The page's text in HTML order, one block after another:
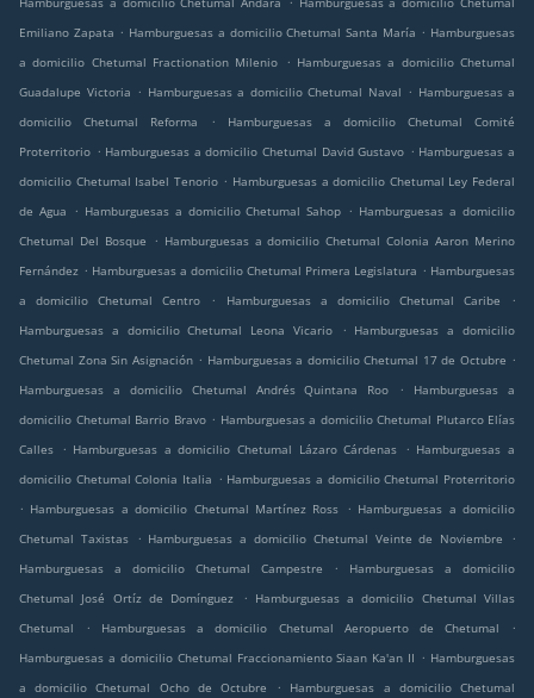
Emiliano Zapata . Hamburguesas a domicilio Chetumal Santa María . Hamburguesas
a domicilio Chetumal Fractionation Milenio
. Hamburguesas a domicilio Chetumal
Guadalupe Victoria . Hamburguesas a domicilio Chetumal Naval . Hamburguesas a
domicilio Chetumal Reforma
.
Hamburguesas a domicilio Chetumal Comité
Proterritorio . Hamburguesas a domicilio Chetumal David Gustavo . Hamburguesas a
domicilio Chetumal Isabel Tenorio . Hamburguesas a domicilio Chetumal Ley Federal
de Agua
. Hamburguesas a domicilio Chetumal Sahop . Hamburguesas a domicilio
Chetumal Del Bosque
. Hamburguesas a domicilio Chetumal Colonia Aaron Merino
Fernández . Hamburguesas a domicilio Chetumal Primera Legislatura . Hamburguesas
a domicilio Chetumal Centro
. Hamburguesas a domicilio Chetumal Caribe
.
Hamburguesas a domicilio Chetumal Leona Vicario
. Hamburguesas a domicilio
Chetumal Zona Sin Asignación . Hamburguesas a domicilio Chetumal 17 de Octubre .
Hamburguesas a domicilio Chetumal Andrés Quintana Roo
.
Hamburguesas a
domicilio Chetumal Barrio Bravo . Hamburguesas a domicilio Chetumal Plutarco Elías
Calles
. Hamburguesas a domicilio Chetumal Lázaro Cárdenas . Hamburguesas a
domicilio Chetumal Colonia Italia . Hamburguesas a domicilio Chetumal Proterritorio
. Hamburguesas a domicilio Chetumal Martínez Ross . Hamburguesas a domicilio
Chetumal Taxistas
. Hamburguesas a domicilio Chetumal Veinte de Noviembre
.
Hamburguesas a domicilio Chetumal Campestre
.
Hamburguesas a domicilio
Chetumal José Ortíz de Domínguez
. Hamburguesas a domicilio Chetumal Villas
Chetumal
. Hamburguesas a domicilio Chetumal Aeropuerto de Chetumal
.
Hamburguesas a domicilio Chetumal Fraccionamiento Siaan Ka'an II . Hamburguesas
a domicilio Chetumal Ocho de Octubre
.
Hamburguesas a domicilio Chetumal